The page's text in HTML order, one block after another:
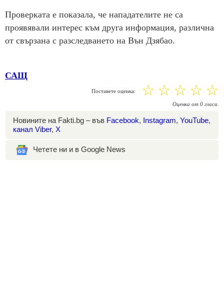
Проверката е показала, че нападателите не са
проявявали интерес към друга информация, различна
от свързана с разследването на Вън Дзябао.
САЩ
Поставете оценка: ☆
☆
☆
☆
☆
Оценка от 0 гласа.
Новините на Fakti.bg – във Facebook, Instagram, YouTube,
канал Viber, X
Четете ни и в Google News